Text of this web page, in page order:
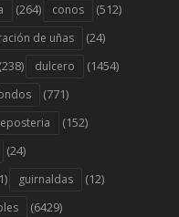
(264) conos (512)
de uñas (24)
(238) dulcero (1454)
(771)
(152)
(24)
guirnaldas (12)
(6429)